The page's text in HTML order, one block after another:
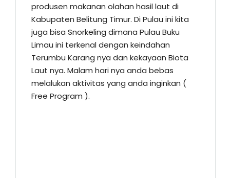
produsen makanan olahan hasil laut di
Kabupaten Belitung Timur. Di Pulau ini kita
juga bisa Snorkeling dimana Pulau Buku
Limau ini terkenal dengan keindahan
Terumbu Karang nya dan kekayaan Biota
Laut nya. Malam hari nya anda bebas
melalukan aktivitas yang anda inginkan (
Free Program ).